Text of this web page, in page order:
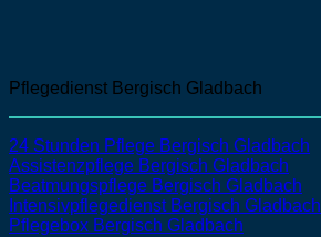
Pflegedienst Bergisch Gladbach
24 Stunden Pflege Bergisch Gladbach
Assistenzpflege Bergisch Gladbach
Beatmungspflege Bergisch Gladbach
Intensivpflegedienst Bergisch Gladbach
Pflegebox Bergisch Gladbach